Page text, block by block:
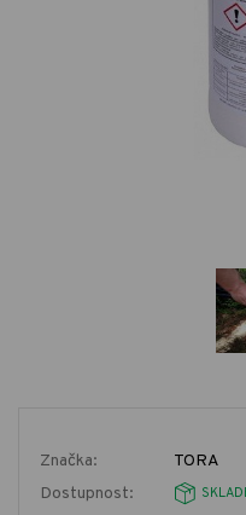
Značka:
TORA
Dostupnost: